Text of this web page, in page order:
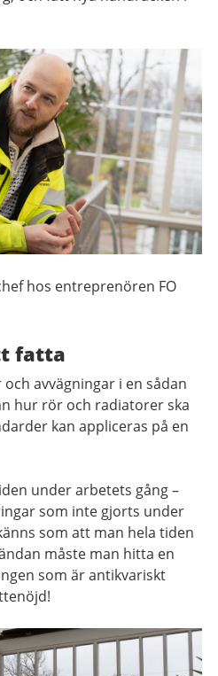
hos entreprenören FO
fatta
avvägningar i en sådan
hur rör och radiatorer ska
kan appliceras på en
under arbetets gång –
som inte gjorts under
som att man hela tiden
måste man hitta en
som är antikvariskt